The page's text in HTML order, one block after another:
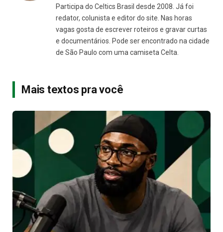
Participa do Celtics Brasil desde 2008. Já foi
redator, colunista e editor do site. Nas horas
vagas gosta de escrever roteiros e gravar curtas
e documentários. Pode ser encontrado na cidade
de São Paulo com uma camiseta Celta.
Mais textos pra você